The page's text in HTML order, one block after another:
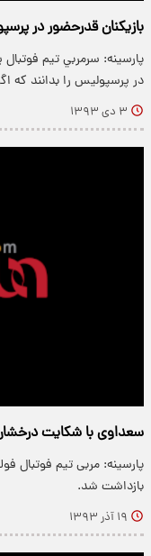
بازيکنان قدرحضور در
پارسینه: سرمربي تيم
در پرسپوليس را بدانند که
۳ دی ۱۳۹۳
سعداوی با شکایت
پارسینه: مربی تیم فوتبال
بازداشت شد.
۱۹ آذر ۱۳۹۳